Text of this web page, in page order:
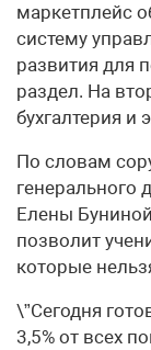
маркетплейс
систему
развития для
раздел. На
бухгалтерия и
По словам
генерального
Елены
позволит
которые
\”Сегодня
3,5% от всех